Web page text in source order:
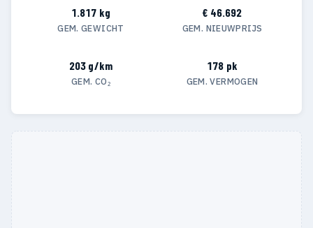
1.817 kg
GEM. GEWICHT
€ 46.692
GEM. NIEUWPRIJS
203 g/km
GEM. CO₂
178 pk
GEM. VERMOGEN